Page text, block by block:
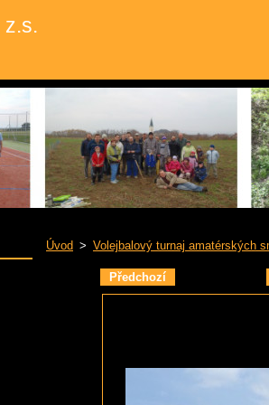
z.s.
Úvod > Volejbalový turnaj amatérských
Předchozí